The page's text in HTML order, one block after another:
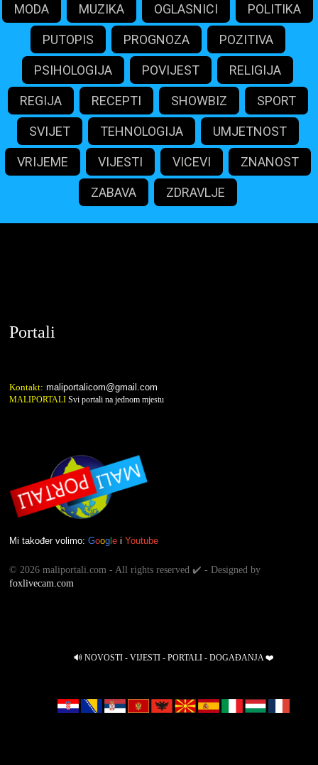
MODA MUZIKA OGLASNICI POLITIKA
PUTOPIS PROGNOZA POZITIVA
PSIHOLOGIJA POVIJEST RELIGIJA
REGIJA RECEPTI SHOWBIZ SPORT
SVIJET TEHNOLOGIJA UMJETNOST
VRIJEME VIJESTI VICEVI ZNANOST
ZABAVA ZDRAVLJE
Portali
Kontakt: maliportalicom@gmail.com
MALIPORTALI Svi portali na jednom mjestu
Mi također volimo: Goog e i Youtube
© 2026 maliportali.com - All rights reserved ✔️ - Designed by
foxlivecam.com
🔊 NOVOSTI - VIJESTI - PORTALI - DOGAĐANJA ❤️